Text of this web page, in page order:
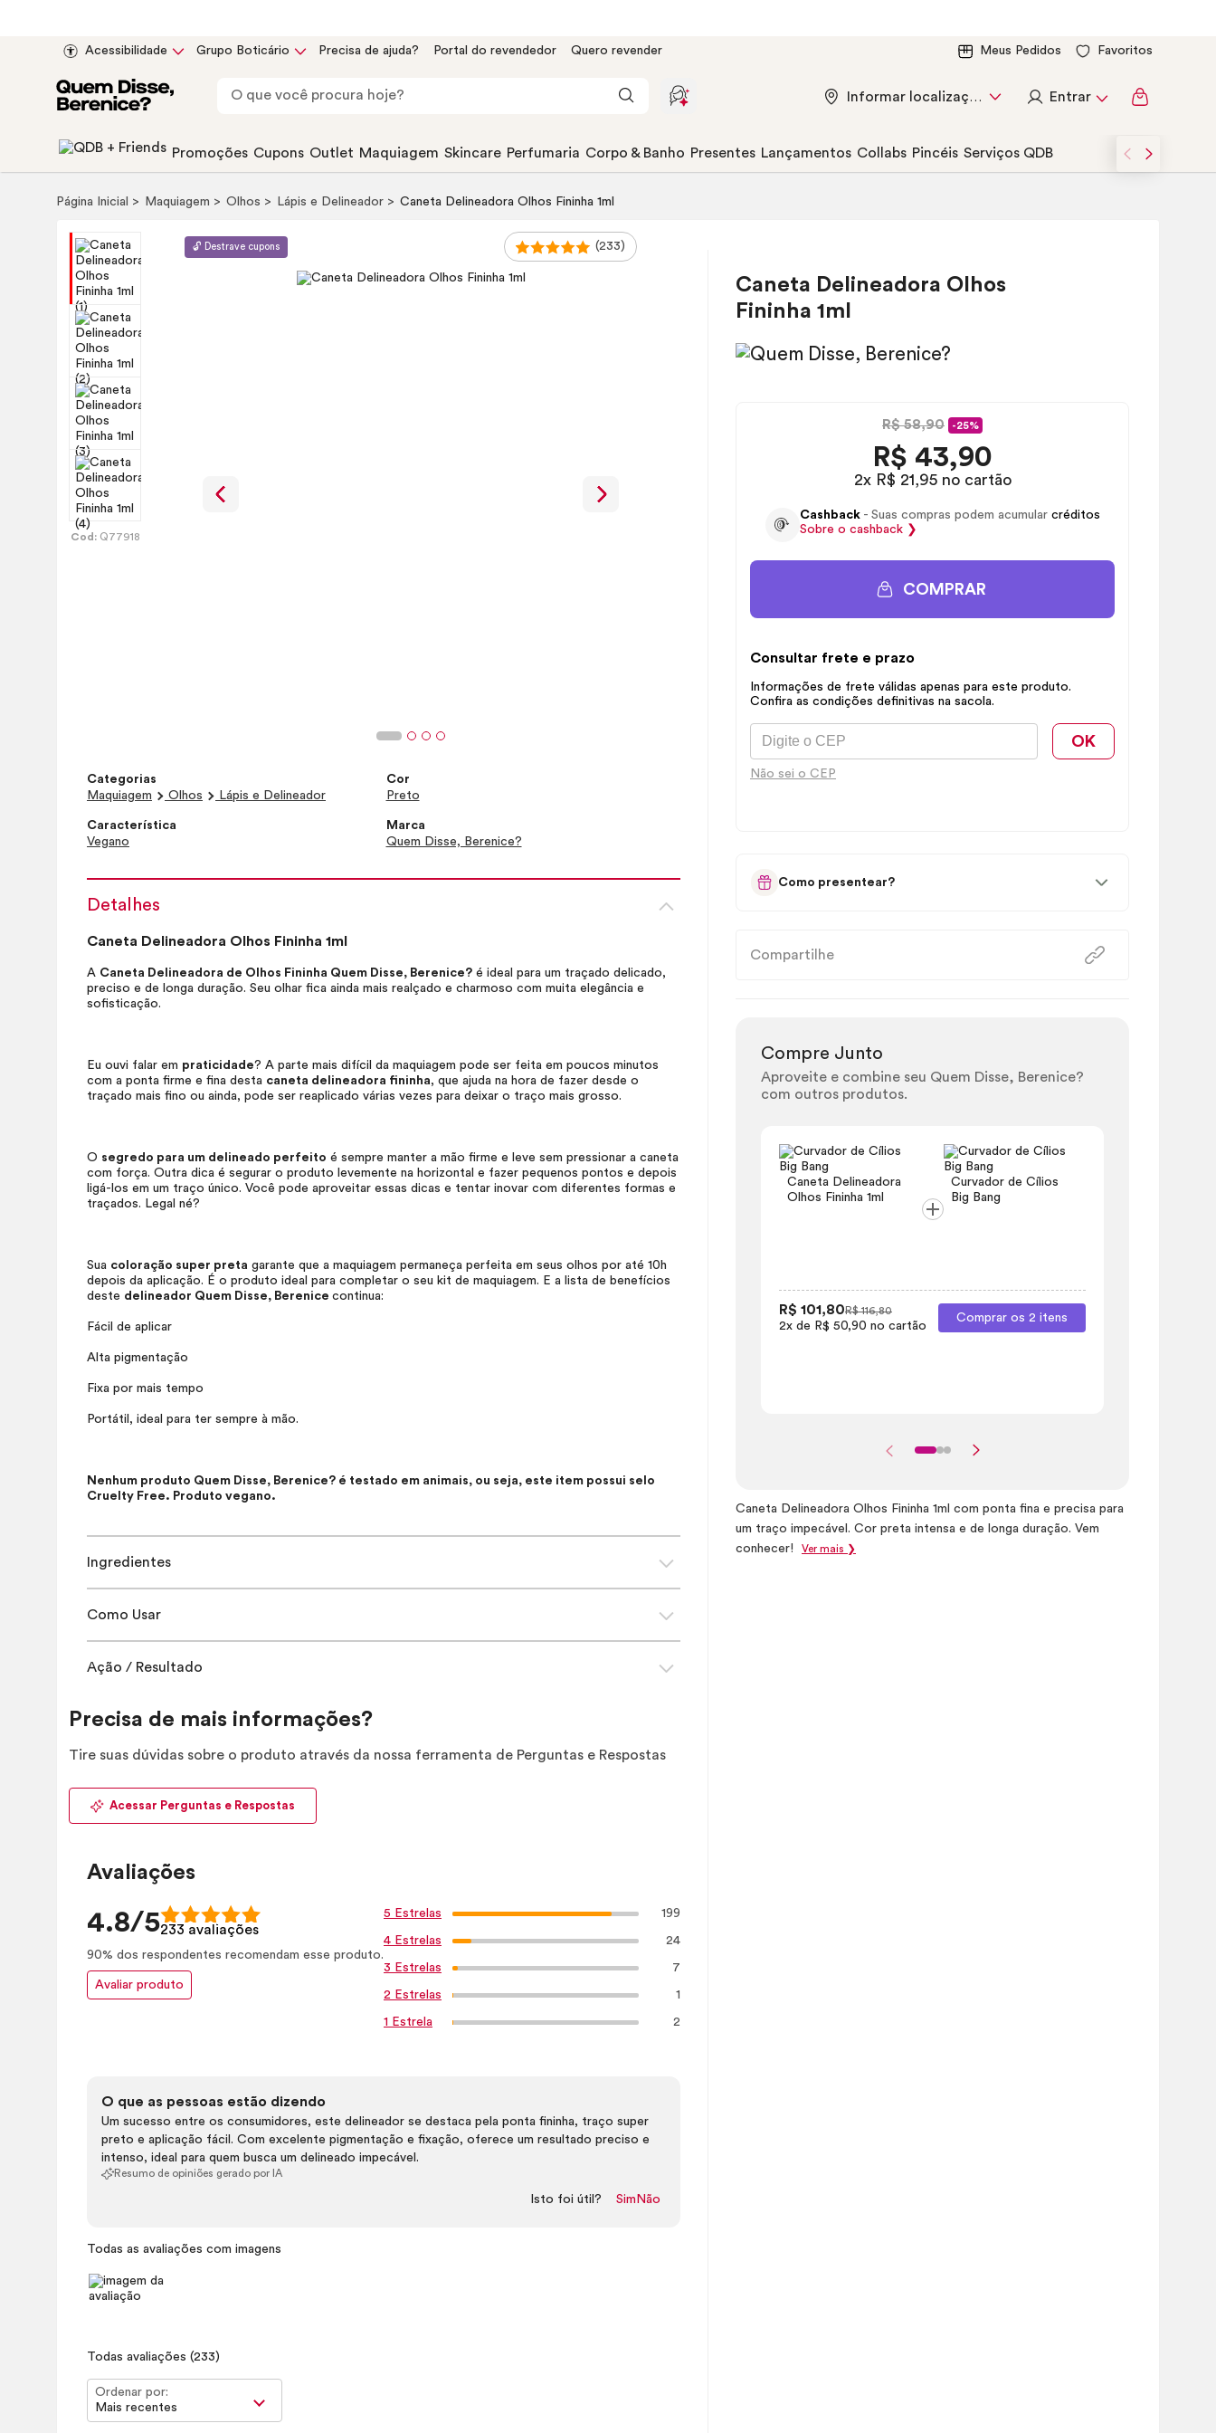
Acessibilidade Grupo Boticário Precisa de ajuda? Portal do revendedor Quero revender Meus Pedidos Favoritos
Informar localização Entrar
Promoções Cupons Outlet Maquiagem Skincare Perfumaria Corpo & Banho Presentes Lançamentos Collabs Pincéis Serviços QDB
Página Inicial Maquiagem Olhos Lápis e Delineador Caneta Delineadora Olhos Fininha 1ml
Caneta Delineadora Olhos
Fininha 1ml
R$ 58,90 -25%
R$ 43,90
2x R$ 21,95 no cartão
Cashback- Suas compras podem acumular créditos
Sobre o cashback❯
COMPRAR
Consultar frete e prazo
Informações de frete válidas apenas para este produto.
Confira as condições definitivas na sacola.
OK
Não sei o CEP
Como presentear?
Compartilhe
Compre Junto
Aproveite e combine seu Quem Disse, Berenice?
com outros produtos.
Caneta Delineadora
Olhos Fininha 1ml
Curvador de Cílios
Big Bang
R$ 116,80
R$ 101,80
2x de R$ 50,90 no cartão
Comprar os 2 itens
Caneta Delineadora Olhos Fininha 1ml com ponta fina e precisa para
um traço impecável. Cor preta intensa e de longa duração. Vem
conhecer!
Ver mais ❯
🔓 Destrave cupons (233)
Cod: Q77918
Categorias
Maquiagem
Olhos Lápis e Delineador
Cor
Preto
Característica
Vegano
Marca
Quem Disse, Berenice?
Detalhes
Caneta Delineadora Olhos Fininha 1ml
A Caneta Delineadora de Olhos Fininha Quem Disse, Berenice? é ideal para um traçado delicado,
preciso e de longa duração. Seu olhar fica ainda mais realçado e charmoso com muita elegância e
sofisticação.
Eu ouvi falar em praticidade? A parte mais difícil da maquiagem pode ser feita em poucos minutos
com a ponta firme e fina desta caneta delineadora fininha, que ajuda na hora de fazer desde o
traçado mais fino ou ainda, pode ser reaplicado várias vezes para deixar o traço mais grosso.
O segredo para um delineado perfeito é sempre manter a mão firme e leve sem pressionar a caneta
com força. Outra dica é segurar o produto levemente na horizontal e fazer pequenos pontos e depois
ligá-los em um traço único. Você pode aproveitar essas dicas e tentar inovar com diferentes formas e
traçados. Legal né?
Sua coloração super preta garante que a maquiagem permaneça perfeita em seus olhos por até 10h
depois da aplicação. É o produto ideal para completar o seu kit de maquiagem. E a lista de benefícios
deste delineador Quem Disse, Berenice continua:
Fácil de aplicar
Alta pigmentação
Fixa por mais tempo
Portátil, ideal para ter sempre à mão.
Nenhum produto Quem Disse, Berenice? é testado em animais, ou seja, este item possui selo
Cruelty Free. Produto vegano.
Ingredientes
Como Usar
Ação / Resultado
Precisa de mais informações?
Tire suas dúvidas sobre o produto através da nossa ferramenta de Perguntas e Respostas
Acessar Perguntas e Respostas
Avaliações
4.8/5233 avaliações
90% dos respondentes recomendam esse produto.
Avaliar produto
5 Estrelas 199
4 Estrelas 24
3 Estrelas 7
2 Estrelas 1
1 Estrela 2
O que as pessoas estão dizendo
Um sucesso entre os consumidores, este delineador se destaca pela ponta fininha, traço super
preto e aplicação fácil. Com excelente pigmentação e fixação, oferece um resultado preciso e
intenso, ideal para quem busca um delineado impecável.
Resumo de opiniões gerado por IA
Isto foi útil? Sim Não
Todas as avaliações com imagens
Todas avaliações (233)
Ordenar por:
Mais recentes